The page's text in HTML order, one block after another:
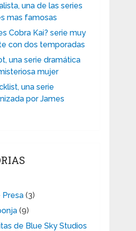
una de las series
mas famosas
Cobra Kai? serie muy
con dos temporadas
una serie dramática
mujer
una serie
por James
Presa(3)
(9)
de Blue Sky Studios